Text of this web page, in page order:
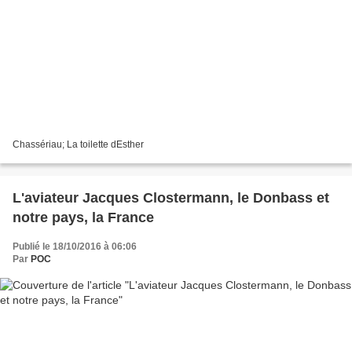
Chassériau; La toilette dEsther
L'aviateur Jacques Clostermann, le Donbass et
notre pays, la France
Publié le 18/10/2016 à 06:06
Par POC